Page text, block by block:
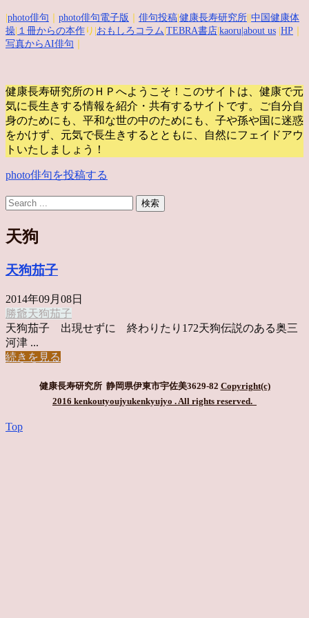
photo俳句 photo俳句電子版 俳句投稿 健康長寿研究所 中国健康体
操 １冊からの本作 り| おもしろコラム TEBRA書店 kaoru |about us HP
写真からAI俳句
健康長寿研究所のＨＰへようこそ！このサイトは、健康で元
気に長生きする情報を紹介・共有するサイトです。
ご自分自
身のためにも、平和な世の中のためにも、子や孫や国に迷惑
をかけず、元気で長生きするとともに、自然にフェイドアウ
トいたしましょう！
photo俳句を投稿する
天狗
天狗茄子
2014年09月08日
勝爺天狗茄子
天狗茄子 出現せずに 終わりたり172天狗伝説のある奥三
河津 ...
続きを見る
健康長寿研究所 静岡県伊東市宇佐美3629-82 Copyright(c)
2016 kenkoutyoujyukenkyujyo . All rights reserved.
Top